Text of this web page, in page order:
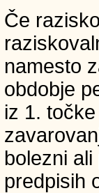
Če
namesto
obdobje
iz 1.
bolezni
predpisih